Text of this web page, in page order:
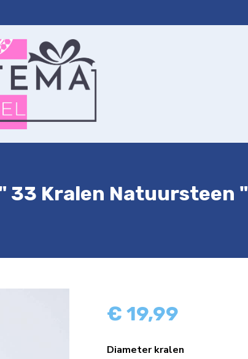
Contact Winkelwagen
33 Kralen Natuursteen "
€ 19,99
Diameter kralen